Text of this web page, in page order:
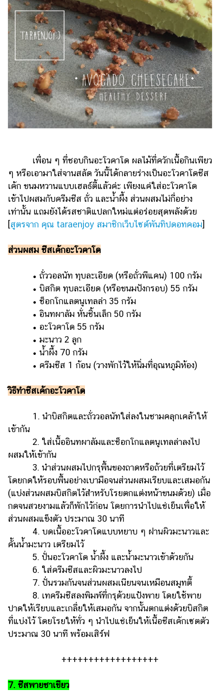
เพื่อน ๆ ที่ชอบกินอะโวคาโด ผลไม้ที่ควักเนื้อกินเพียว
ๆ หรือเอามาใส่จานสลัด วันนี้ได้กลายร่างเป็นอะโวคาโดชีส
เค้ก ขนมหวานแบบเฮลธ์ตี้แล้วค่ะ เพียงแค่ใส่อะโวคาโด
เข้าไปผสมกับครีมชีส ถั่ว และน้ำผึ้ง ส่วนผสมไม่กี่อย่าง
เท่านั้น แถมยังได้รสชาติแปลกใหม่แต่อร่อยสุดพลังด้วย
[สูตรจาก คุณ taraenjoy สมาชิกเว็บไซต์พันทิปดอทคอม]
ส่วนผสม ชีสเค้กอะโวคาโด
• ถั่ววอลนัท ทุบละเอียด (หรือถั่วพีแคน) 100 กรัม
• บิสกิต ทุบละเอียด (หรือขนมปังกรอบ) 55 กรัม
• ช็อกโกแลตนูเทลล่า 35 กรัม
• อินทผาลัม หั่นชิ้นเล็ก 50 กรัม
• อะโวคาโด 55 กรัม
• มะนาว 2 ลูก
• น้ำผึ้ง 70 กรัม
• ครีมชีส 1 ก้อน (วางพักไว้ให้นิ่มที่อุณหภูมิห้อง)
วิธีทำชีสเค้กอะโวคาโด
1. นำบิสกิตและถั่ววอลนัทใส่ลงในชามคลุกเคล้าให้
เข้ากัน
2. ใส่เนื้ออินทผาลัมและช็อกโกแลตนูเทลล่าลงไป
ผสมให้เข้ากัน
3. นำส่วนผสมไปกรุพื้นของถาดหรือถ้วยที่เตรียมไว้
โดยกดให้รอบพื้นอย่างเบามือจนส่วนผสมเรียบและเสมอกัน
(แบ่งส่วนผสมบิสกิตไว้สำหรับโรยตกแต่งหน้าขนมด้วย) เมื่อ
กดจนสวยงามแล้วก็พักไว้ก่อน โดยการนำไปแช่เย็นเพื่อให้
ส่วนผสมแข็งตัว ประมาณ 30 นาที
4. บดเนื้ออะโวคาโดแบบหยาบ ๆ ฝานผิวมะนาวและ
คั้นน้ำมะนาว เตรียมไว้
5. ปั่นอะโวคาโด น้ำผึ้ง และน้ำมะนาวเข้าด้วยกัน
6. ใส่ครีมชีสและผิวมะนาวลงไป
7. ปั่นรวมกันจนส่วนผสมเนียนจนเหมือนสมูทตี้
8. เทครีมชีสลงพิมพ์ที่กรุด้วยแป้งพาย โดยใช้พาย
ปาดให้เรียบและเกลี่ยให้เสมอกัน จากนั้นตกแต่งด้วยบิสกิต
ที่แบ่งไว้ โดยโรยให้ทั่ว ๆ นำไปแช่เย็นให้เนื้อชีสเค้กเซตตัว
ประมาณ 30 นาที พร้อมเสิร์ฟ
++++++++++++++++++
7. ชีสพายชาเขียว